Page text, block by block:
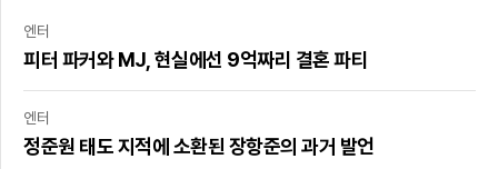
엔터
피터 파커와 MJ, 현실에선 9억짜리 결혼 파티
엔터
정준원 태도 지적에 소환된 장항준의 과거 발언